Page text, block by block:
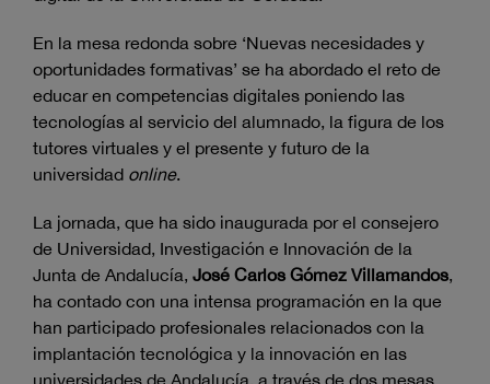
En la mesa redonda sobre ‘Nuevas necesidades y
oportunidades formativas’ se ha abordado el reto de
educar en competencias digitales poniendo las
tecnologías al servicio del alumnado, la figura de los
tutores virtuales y el presente y futuro de la
universidad online.
La jornada, que ha sido inaugurada por el consejero
de Universidad, Investigación e Innovación de la
Junta de Andalucía, José Carlos Gómez Villamandos,
ha contado con una intensa programación en la que
han participado profesionales relacionados con la
implantación tecnológica y la innovación en las
universidades de Andalucía, a través de dos mesas